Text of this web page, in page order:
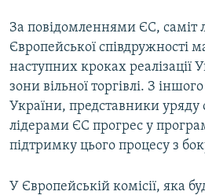
За повідомленнями ЄС, саміт
Європейської співдружності
наступних кроках реалізації
зони вільної торгівлі. З
України, представники уряду
лідерами ЄС прогрес у
підтримку цього процесу з
У Європейській комісії, яка